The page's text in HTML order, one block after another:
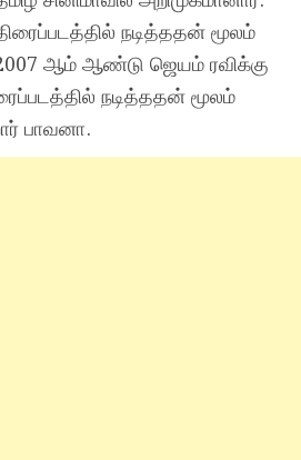
நடித்ததன் மூலம்
ஆம் ஆண்டு ஜெயம் ரவிக்கு
நடித்ததன் மூலம்
பாவனா.